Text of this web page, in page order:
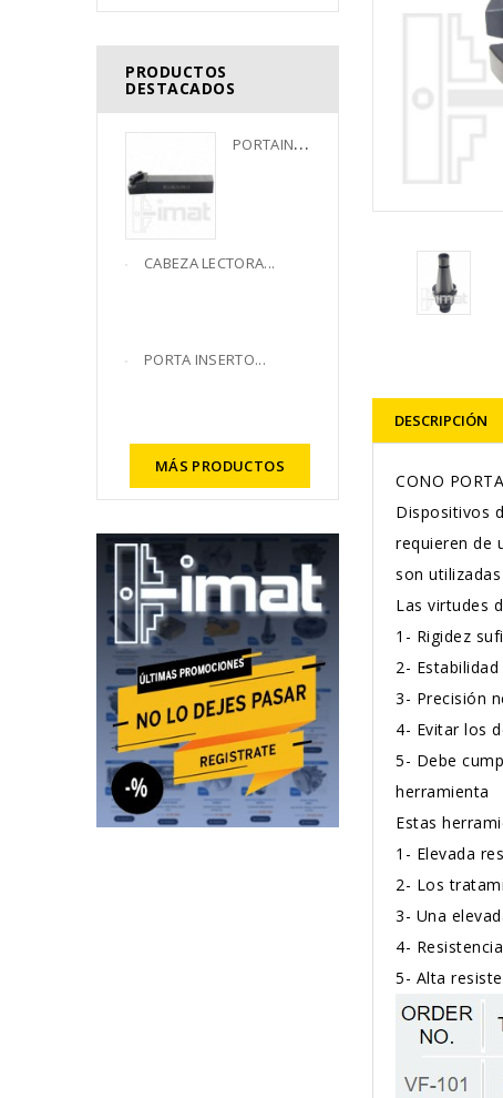
PRODUCTOS
DESTACADOS
P
ORTAINSERTO...
CABEZA LECTORA...
PORTA INSERTO...
MÁS PRODUCTOS
DESCRIPCIÓN
CONO
Dispositivos
requieren de
son
Las virtudes
1- Rigidez
2-
3- Precisión
4- Evitar los
5- Debe
herramienta
Estas
1- Elevada
2- Los
3- Una
4-
5- Alta